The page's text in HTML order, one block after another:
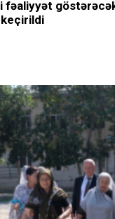
fəaliyyət